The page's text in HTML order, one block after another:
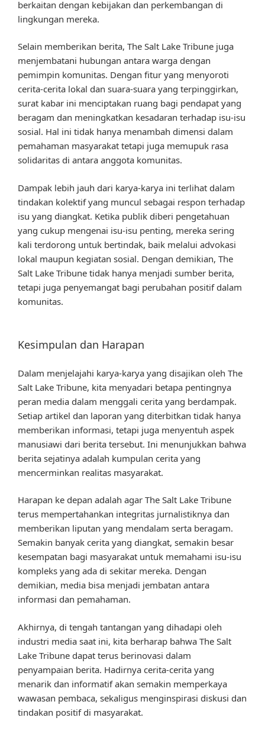
berkaitan dengan kebijakan dan perkembangan di
lingkungan mereka.
Selain memberikan berita, The Salt Lake Tribune juga
menjembatani hubungan antara warga dengan
pemimpin komunitas. Dengan fitur yang menyoroti
cerita-cerita lokal dan suara-suara yang terpinggirkan,
surat kabar ini menciptakan ruang bagi pendapat yang
beragam dan meningkatkan kesadaran terhadap isu-isu
sosial. Hal ini tidak hanya menambah dimensi dalam
pemahaman masyarakat tetapi juga memupuk rasa
solidaritas di antara anggota komunitas.
Dampak lebih jauh dari karya-karya ini terlihat dalam
tindakan kolektif yang muncul sebagai respon terhadap
isu yang diangkat. Ketika publik diberi pengetahuan
yang cukup mengenai isu-isu penting, mereka sering
kali terdorong untuk bertindak, baik melalui advokasi
lokal maupun kegiatan sosial. Dengan demikian, The
Salt Lake Tribune tidak hanya menjadi sumber berita,
tetapi juga penyemangat bagi perubahan positif dalam
komunitas.
Kesimpulan dan Harapan
Dalam menjelajahi karya-karya yang disajikan oleh The
Salt Lake Tribune, kita menyadari betapa pentingnya
peran media dalam menggali cerita yang berdampak.
Setiap artikel dan laporan yang diterbitkan tidak hanya
memberikan informasi, tetapi juga menyentuh aspek
manusiawi dari berita tersebut. Ini menunjukkan bahwa
berita sejatinya adalah kumpulan cerita yang
mencerminkan realitas masyarakat.
Harapan ke depan adalah agar The Salt Lake Tribune
terus mempertahankan integritas jurnalistiknya dan
memberikan liputan yang mendalam serta beragam.
Semakin banyak cerita yang diangkat, semakin besar
kesempatan bagi masyarakat untuk memahami isu-isu
kompleks yang ada di sekitar mereka. Dengan
demikian, media bisa menjadi jembatan antara
informasi dan pemahaman.
Akhirnya, di tengah tantangan yang dihadapi oleh
industri media saat ini, kita berharap bahwa The Salt
Lake Tribune dapat terus berinovasi dalam
penyampaian berita. Hadirnya cerita-cerita yang
menarik dan informatif akan semakin memperkaya
wawasan pembaca, sekaligus menginspirasi diskusi dan
tindakan positif di masyarakat.